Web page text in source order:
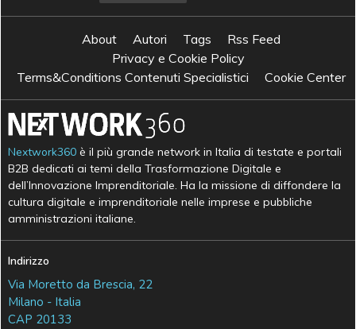
About Autori Tags
Rss Feed
Privacy e Cookie Policy
Terms&Conditions Contenuti Specialistici
Cookie Center
Nextwork360 è il più grande network in Italia di testate e portali
B2B dedicati ai temi della Trasformazione Digitale e
dell’Innovazione Imprenditoriale. Ha la missione di diffondere la
cultura digitale e imprenditoriale nelle imprese e pubbliche
amministrazioni italiane.
Indirizzo
Via Moretto da Brescia, 22
Milano - Italia
CAP 20133